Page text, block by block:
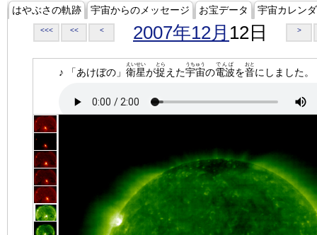
はやぶさの軌跡 宇宙からのメッセージ お宝データ 宇宙カレン
<<< << < 2007年12月 12日 >
♪ 「あけぼの」 衛星
えいせい
が捉
とら
えた宇宙
うちゅう
の電波
でんぱ
を音
おと
にしました。